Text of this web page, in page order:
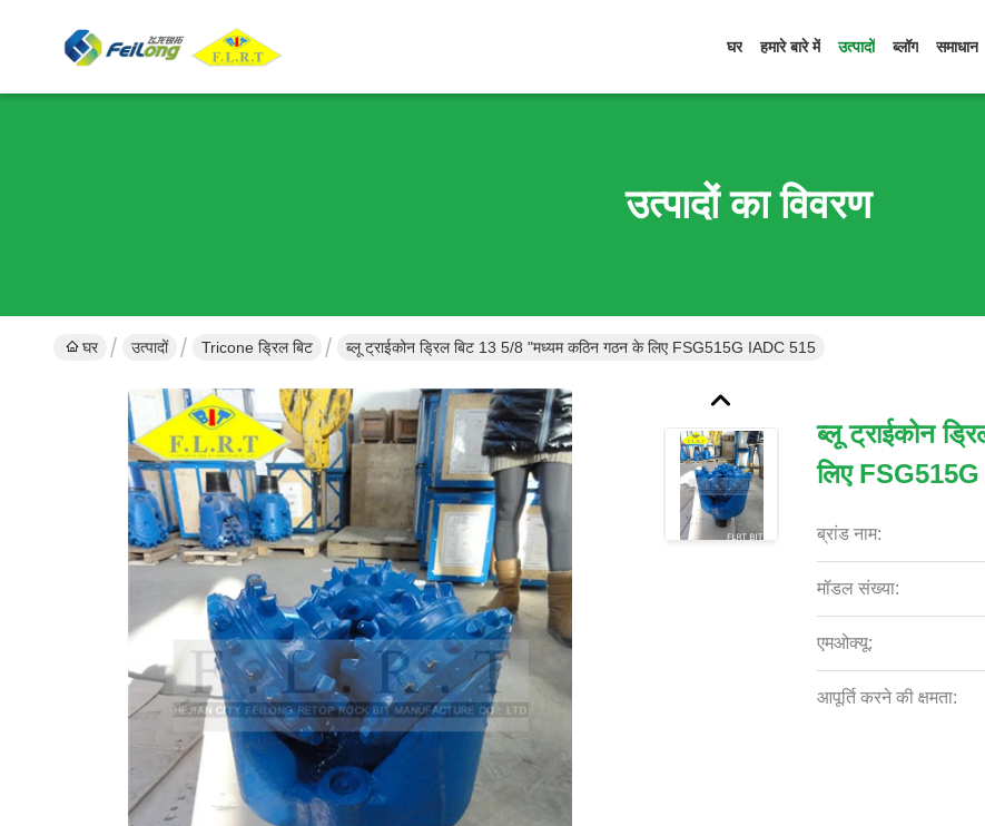
घर हमारे बारे में उत्पादों ब्लॉग समाधान
उत्पादों का विवरण
घर उत्पादों Tricone ड्रिल बिट ब्लू ट्राईकोन ड्रिल बिट 13 5/8 "मध्यम कठिन गठन के लिए FSG515G IADC 515
ब्लू ट्राईकोन
लिए
ब्रांड नाम:
मॉडल संख्या:
एमओक्यू:
आपूर्ति करने की क्षमता: